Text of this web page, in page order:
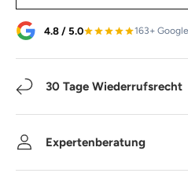
4.8 / 5.0 163+
30 Tage Wiederrufsrecht
Expertenberatung